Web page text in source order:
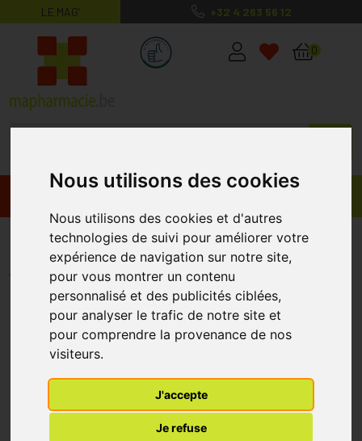
Nous utilisons des cookies
Nous utilisons des cookies et d'autres
technologies de suivi pour améliorer votre
expérience de navigation sur notre site,
pour vous montrer un contenu
personnalisé et des publicités ciblées,
pour analyser le trafic de notre site et
pour comprendre la provenance de nos
visiteurs.
J'accepte
Je refuse
LE MAG’ +32 4 263 56 12
MaPharmacie.be ma santé, mes
0
Bavoir Tissu Eponge-vinyl Able2
ABLE2